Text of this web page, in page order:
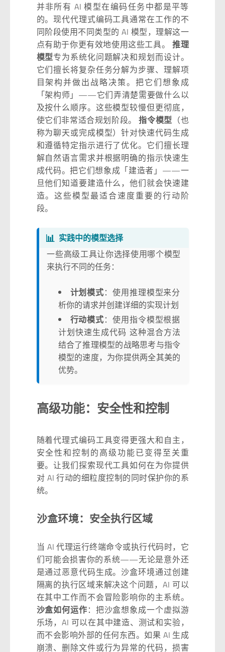
并非所有 AI 模型在编码任务中都是平等
的。现代代理式编码工具通常在工作的不
同阶段使用不同类型的 AI 模型，理解这一
点有助于你更有效地使用这些工具。 推理
模型专为系统化问题解决和规划而设计。
它们擅长将复杂任务分解为步骤、理解项
目架构并做出战略决策。把它们想象成
「架构师」——它们弄清楚需要做什么以
及按什么顺序。这些模型较慢但更彻底，
使它们非常适合规划阶段。指令模型 （也
称为聊天或完成模型）针对快速代码生成
和遵循特定指示进行了优化。它们擅长理
解自然语言需求并根据明确的指示快速生
成代码。把它们想象成「建造者」——一
旦他们知道要建造什么，他们就会快速建
造。这些模型最适合速度重要的行动阶
段。
📊 实践中的模型选择
一些高级工具让你选择使用哪个模型
来执行不同的任务：
计划模式：使用推理模型来分
析你的请求并创建详细的实现计划
行动模式：使用指令模型根据
计划快速生成代码 这种混合方法
结合了推理模型的战略思考与指令
模型的速度，为你提供两全其美的
优势。
高级功能：安全性和控制
随着代理式编码工具变得更强大和自主，
安全性和控制的高级功能已变得至关重
要。让我们探索现代工具如何在为你提供
对 AI 行动的细粒度控制的同时保护你的系
统。
沙盒环境：安全执行区域
当 AI 代理运行终端命令或执行代码时，它
们可能会损害你的系统——无论是意外还
是通过恶意代码生成。沙盒环境通过创建
隔离的执行区域来解决这个问题，AI 可以
在其中工作而不会冒险影响你的主系统。
沙盒如何运作：把沙盒想象成一个虚拟游
乐场，AI 可以在其中建造、测试和实验，
而不会影响外部的任何东西。如果 AI 生成
崩溃、删除文件或行为异常的代码，损害